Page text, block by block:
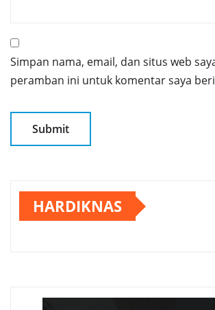
Simpan nama, email, dan situs web
peramban ini untuk komentar saya
HARDIKNAS